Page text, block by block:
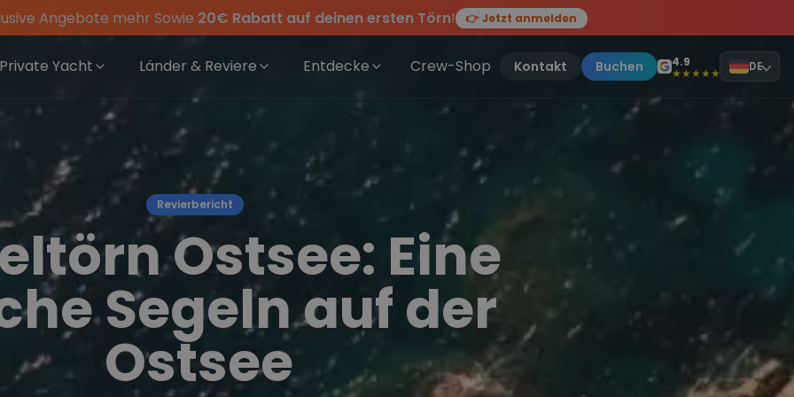
Rabattauf alle Privaten Yachten mit Skipper inGriechenland und Kroatien! ⛵
Crewwearfür Deinen Törn!
Angebote mehr Sowie 20€ Rabatt auf deinen ersten Törn! 👉 Jetzt anmelden
wir feiern die Törns, die Crew und die besten Geschichten des Jahres, sei dabei.
Private Yacht Länder & Reviere Entdecke Crew-Shop Kontakt Buchen 4.9
★★★★★ DE
Revierbericht
Ostsee: Eine
Segeln auf der
Ostsee